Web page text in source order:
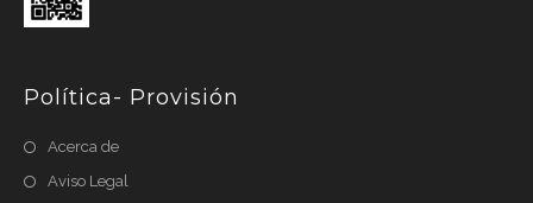
Política- Provisión
Acerca de
Aviso Legal